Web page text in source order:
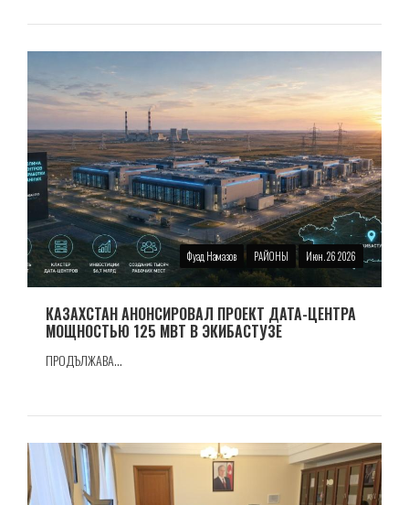
Фуад Намазов РАЙОНЫ Июн. 26 2026
КАЗАХСТАН АНОНСИРОВАЛ ПРОЕКТ ДАТА-ЦЕНТРА
МОЩНОСТЬЮ 125 МВТ В ЭКИБАСТУЗЕ
ПРОДЪЛЖАВА...